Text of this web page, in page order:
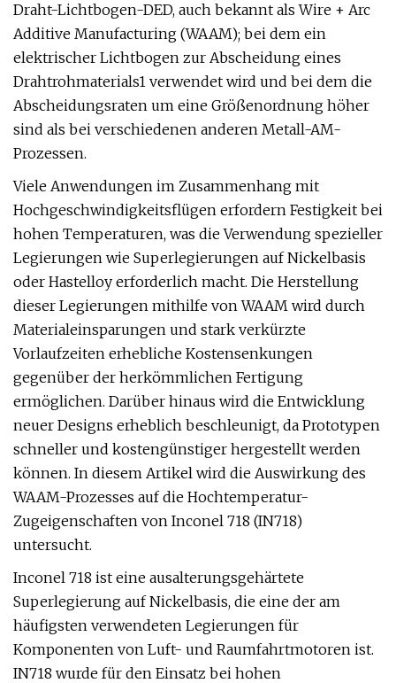
Draht-Lichtbogen-DED, auch bekannt als Wire + Arc
Additive Manufacturing (WAAM); bei dem ein
elektrischer Lichtbogen zur Abscheidung eines
Drahtrohmaterials1 verwendet wird und bei dem die
Abscheidungsraten um eine Größenordnung höher
sind als bei verschiedenen anderen Metall-AM-
Prozessen.
Viele Anwendungen im Zusammenhang mit
Hochgeschwindigkeitsflügen erfordern Festigkeit bei
hohen Temperaturen, was die Verwendung spezieller
Legierungen wie Superlegierungen auf Nickelbasis
oder Hastelloy erforderlich macht. Die Herstellung
dieser Legierungen mithilfe von WAAM wird durch
Materialeinsparungen und stark verkürzte
Vorlaufzeiten erhebliche Kostensenkungen
gegenüber der herkömmlichen Fertigung
ermöglichen. Darüber hinaus wird die Entwicklung
neuer Designs erheblich beschleunigt, da Prototypen
schneller und kostengünstiger hergestellt werden
können. In diesem Artikel wird die Auswirkung des
WAAM-Prozesses auf die Hochtemperatur-
Zugeigenschaften von Inconel 718 (IN718)
untersucht.
Inconel 718 ist eine ausalterungsgehärtete
Superlegierung auf Nickelbasis, die eine der am
häufigsten verwendeten Legierungen für
Komponenten von Luft- und Raumfahrtmotoren ist.
IN718 wurde für den Einsatz bei hohen